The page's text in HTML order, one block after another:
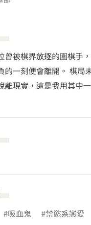
曾被棋界放逐的圍棋手
的一刻便會離開。 棋局
離現實，這是我用其中
#吸血鬼 #禁慾系戀愛